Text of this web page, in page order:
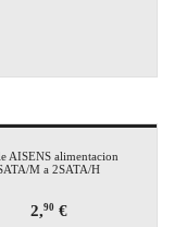
AISENS alimentacion
M a 2SATA/H
2,90€